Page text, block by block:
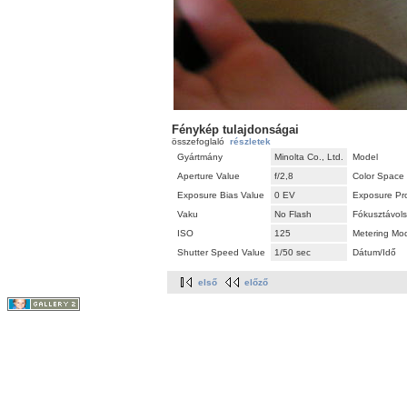
Fénykép tulajdonságai
összefoglaló részletek
Gyártmány
Minolta Co., Ltd.
Model
Aperture Value
f/2,8
Color Space
Exposure Bias Value
0 EV
Exposure
Vaku
No Flash
ISO
125
Metering
Shutter Speed Value
1/50 sec Dátum/Idő
első előző